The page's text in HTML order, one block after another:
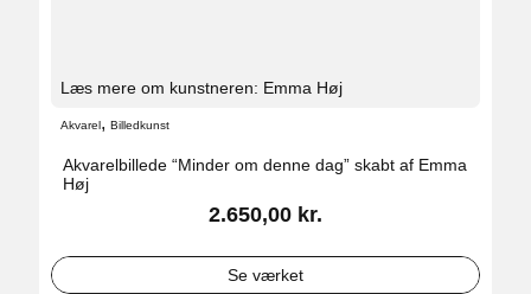
Læs mere om kunstneren: Emma Høj
Akvarel,Billedkunst
Akvarelbillede “Minder om denne dag” skabt af Emma
Høj
2.650,00 kr.
Se værket